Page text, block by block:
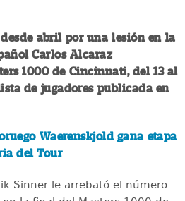
abril por una lesión en la
Carlos Alcaraz
1000 de Cincinnati, del 13 al
de jugadores publicada en
Waerenskjold gana etapa
del Tour
Sinner le arrebató el número